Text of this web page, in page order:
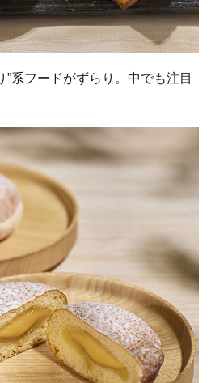
”系フードがずらり。中でも注目